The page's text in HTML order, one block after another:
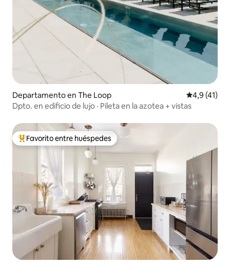
Departamento en The Loop Calificación
4,9 (41)
Dpto. en edificio de lujo · Pileta en la azotea + vistas
Favorito entre los huéspedes más destacados
Favorito entre huéspedes